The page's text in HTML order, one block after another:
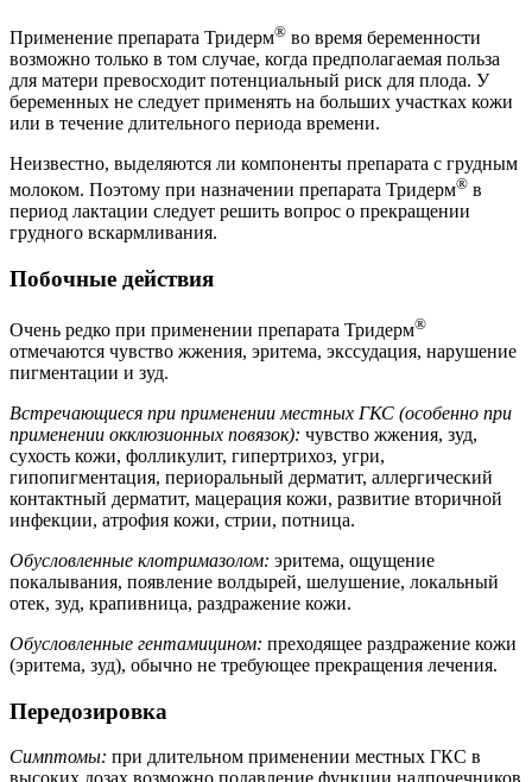
Применение препарата Тридерм® во время беременности
возможно только в том случае, когда предполагаемая польза
для матери превосходит потенциальный риск для плода. У
беременных не следует применять на больших участках кожи
или в течение длительного периода времени.
Неизвестно, выделяются ли компоненты препарата с грудным
молоком. Поэтому при назначении препарата Тридерм® в
период лактации следует решить вопрос о прекращении
грудного вскармливания.
Побочные действия
Очень редко при применении препарата Тридерм®
отмечаются чувство жжения, эритема, экссудация, нарушение
пигментации и зуд.
Встречающиеся при применении местных ГКС (особенно при
применении окклюзионных повязок): чувство жжения, зуд,
сухость кожи, фолликулит, гипертрихоз, угри,
гипопигментация, периоральный дерматит, аллергический
контактный дерматит, мацерация кожи, развитие вторичной
инфекции, атрофия кожи, стрии, потница.
Обусловленные клотримазолом: эритема, ощущение
покалывания, появление волдырей, шелушение, локальный
отек, зуд, крапивница, раздражение кожи.
Обусловленные гентамицином: преходящее раздражение кожи
(эритема, зуд), обычно не требующее прекращения лечения.
Передозировка
Симптомы: при длительном применении местных ГКС в